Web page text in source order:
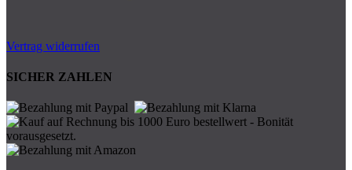
Vertrag widerrufen
SICHER ZAHLEN